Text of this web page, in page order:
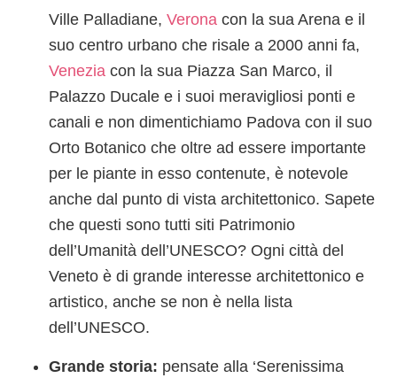
Ville Palladiane, Verona con la sua Arena e il
suo centro urbano che risale a 2000 anni fa,
Venezia con la sua Piazza San Marco, il
Palazzo Ducale e i suoi meravigliosi ponti e
canali e non dimentichiamo Padova con il suo
Orto Botanico che oltre ad essere importante
per le piante in esso contenute, è notevole
anche dal punto di vista architettonico. Sapete
che questi sono tutti siti Patrimonio
dell’Umanità dell’UNESCO? Ogni città del
Veneto è di grande interesse architettonico e
artistico, anche se non è nella lista
dell’UNESCO.
Grande storia: pensate alla ‘Serenissima